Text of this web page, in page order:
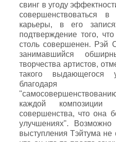
свинг в угоду
совершенствоваться
карьеры, в его
подтверждение того,
столь совершенен. Рэй
занимавшийся
творчества артистов,
такого выдающегося
благодаря
каждой
совершенства, что она
улучшениях".
выступления Тэйтума не